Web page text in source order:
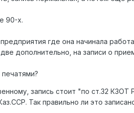
90-х.
где она начинала
дополнительно, на записи о
запись стоит "по ст.32 КЗОТ
Так правильно ли это